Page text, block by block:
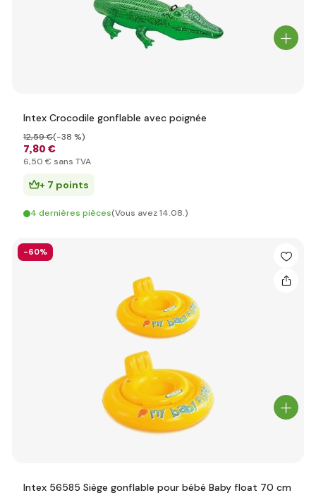
Intex Crocodile gonflable avec poignée
7,80 €
12,59 €(-38 %)
6,50 € sans TVA
+ 7 points
4 dernières pièces(Vous avez 14.08.)
-60%
Intex 56585 Siège gonflable pour bébé Baby float 70 cm